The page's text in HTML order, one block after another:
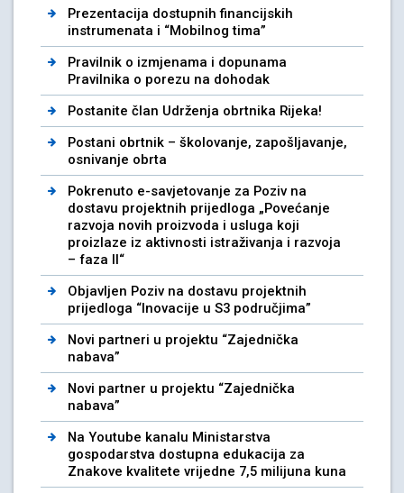
Prezentacija dostupnih financijskih
instrumenata i “Mobilnog tima”
Pravilnik o izmjenama i dopunama
Pravilnika o porezu na dohodak
Postanite član Udrženja obrtnika Rijeka!
Postani obrtnik – školovanje, zapošljavanje,
osnivanje obrta
Pokrenuto e-savjetovanje za Poziv na
dostavu projektnih prijedloga „Povećanje
razvoja novih proizvoda i usluga koji
proizlaze iz aktivnosti istraživanja i razvoja
– faza II“
Objavljen Poziv na dostavu projektnih
prijedloga “Inovacije u S3 područjima”
Novi partneri u projektu “Zajednička
nabava”
Novi partner u projektu “Zajednička
nabava”
Na Youtube kanalu Ministarstva
gospodarstva dostupna edukacija za
Znakove kvalitete vrijedne 7,5 milijuna kuna